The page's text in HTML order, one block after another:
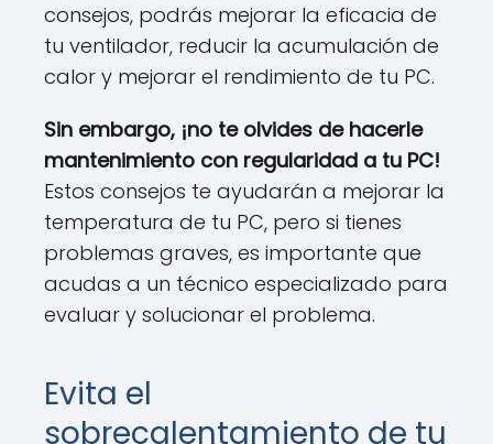
consejos, podrás mejorar la eficacia de
tu ventilador, reducir la acumulación de
calor y mejorar el rendimiento de tu PC.
Sin embargo, ¡no te olvides de hacerle
mantenimiento con regularidad a tu PC!
Estos consejos te ayudarán a mejorar la
temperatura de tu PC, pero si tienes
problemas graves, es importante que
acudas a un técnico especializado para
evaluar y solucionar el problema.
Evita el
sobrecalentamiento de tu